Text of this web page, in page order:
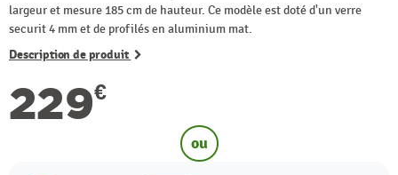
largeur et mesure 185 cm de hauteur. Ce modèle est doté d'un verre
securit 4 mm et de profilés en aluminium mat.
Description de produit
229€
ou